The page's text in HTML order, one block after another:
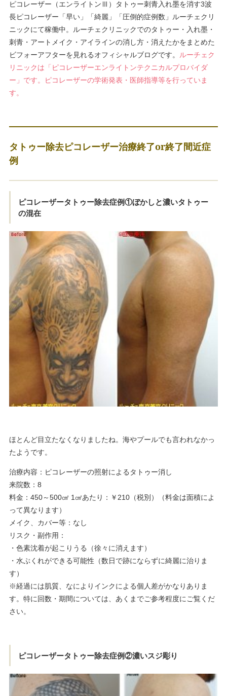
ピコレーザー（エンライトンⅢ）タトゥー刺青入れ墨を消す3波
長ピコレーザー「早い」「綺麗」「圧倒的症例数」ルーチェクリ
ニックにて稼働中。ルーチェクリニックでのタトゥー・入れ墨・
刺青・アートメイク・アイラインの消し方・消えたかをまとめた
ビフォーアフターを見れるオフィシャルブログです。
ルーチェク
リニックは「ピコレーザーエンライトンテクニカルプロバイダ
ー」です。ピコレーザーの学術発表・医師指導等を行っていま
す。
タトゥー除去ピコレーザー治療終了or終了間近症
例
ピコレーザータトゥー除去症例①ぼかしと濃いタトゥー
の混在
ほとんど目立たなくなりましたね。海やプールでも言われなかっ
たようです。
治療内容：ピコレーザーの照射によるタトゥー消し
来院数：8
料金：450～500㎠ 1㎠あたり：￥210（税別）（料金は面積によ
って異なります）
メイク、カバー等：なし
リスク・副作用：
・色素沈着が起こりうる（徐々に消えます）
・水ぶくれができる可能性（数日で跡にならずに綺麗に治りま
す）
※経過には肌質、なによりインクによる個人差がかなりありま
す。特に回数・期間については、あくまでご参考程度にご覧くだ
さい。
ピコレーザータトゥー除去症例②濃いスジ彫り